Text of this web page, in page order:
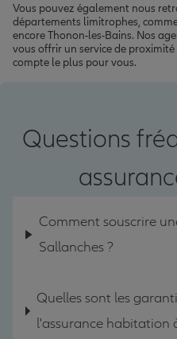
Vous pouvez également nous
départements limitrophes,
encore Thonon-les-Bains. Nos
vous offrir un service de
compte le plus pour vous.
Questions
Comment souscrire
Sallanches ?
Quelles sont les
l'assurance habitation